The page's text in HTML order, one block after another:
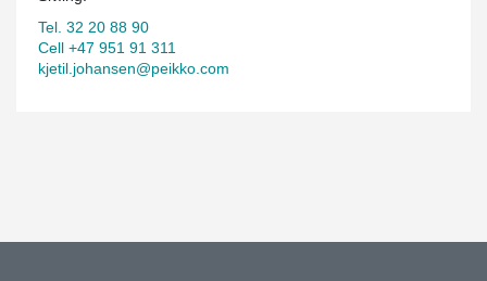
Tel. 32 20 88 90
Cell +47 951 91 311
kjetil.johansen@peikko.com